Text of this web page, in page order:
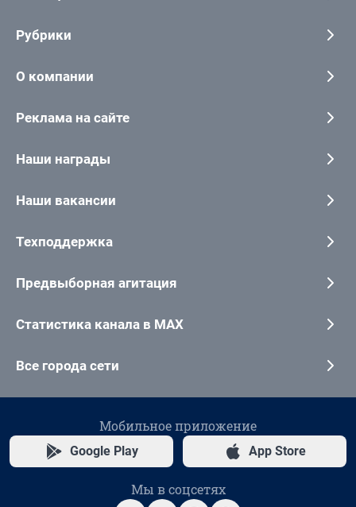
Рубрики
О компании
Реклама на сайте
Наши награды
Наши вакансии
Техподдержка
Предвыборная агитация
Статистика канала в MAX
Все города сети
Мобильное приложение
Google Play App Store
Мы в соцсетях